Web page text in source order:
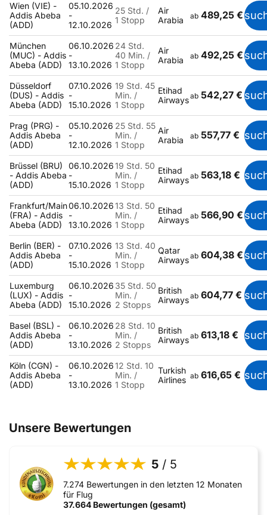
Wien (VIE) -
Addis Abeba
(ADD)
05.10.2026
-
12.10.2026
25 Std. /
1 Stopp
Air
Arabia
ab 489,25 €
München
(MUC) - Addis
Abeba (ADD)
06.10.2026
-
13.10.2026
24 Std.
40 Min. /
1 Stopp
Air
Arabia
ab 492,25 €
Düsseldorf
(DUS) - Addis
Abeba (ADD)
07.10.2026
-
15.10.2026
19 Std. 45
Min. /
1 Stopp
Etihad
Airwaysab 542,27 €
Prag (PRG) -
Addis Abeba
(ADD)
05.10.2026
-
12.10.2026
25 Std. 55
Min. /
1 Stopp
Air
Arabia
ab 557,77 €
Brüssel (BRU)
- Addis Abeba
(ADD)
06.10.2026
-
15.10.2026
19 Std. 50
Min. /
1 Stopp
Etihad
Airwaysab 563,18 €
Frankfurt/Main
(FRA) - Addis
Abeba (ADD)
06.10.2026
-
13.10.2026
13 Std. 50
Min. /
1 Stopp
Etihad
Airwaysab 566,90 €
Berlin (BER) -
Addis Abeba
(ADD)
07.10.2026
-
15.10.2026
13 Std. 40
Min. /
1 Stopp
Qatar
Airwaysab 604,38 €
Luxemburg
(LUX) - Addis
Abeba (ADD)
06.10.2026
-
15.10.2026
35 Std. 50
Min. /
2 Stopps
British
Airwaysab 604,77 €
Basel (BSL) -
Addis Abeba
(ADD)
06.10.2026
-
13.10.2026
28 Std. 10
Min. /
2 Stopps
British
Airwaysab 613,18 €
Köln (CGN) -
Addis Abeba
(ADD)
06.10.2026
-
13.10.2026
12 Std. 10
Min. /
1 Stopp
Turkish
Airlines ab 616,65 €
Unsere Bewertungen
5 / 5
7.274 Bewertungen in den letzten 12 Monaten
für Flug
37.664 Bewertungen (gesamt)